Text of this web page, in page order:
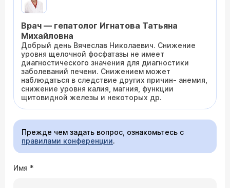
Врач — гепатолог Игнатова Татьяна
Михайловна
Добрый день Вячеслав Николаевич. Снижение
уровня щелочной фосфатазы не имеет
диагностического значения для диагностики
заболеваний печени. Снижением может
наблюдаться в следствие других причин- анемия,
снижение уровня калия, магния, функции
щитовидной железы и некоторых др.
Прежде чем задать вопрос, ознакомьтесь с
правилами конференции.
Имя *